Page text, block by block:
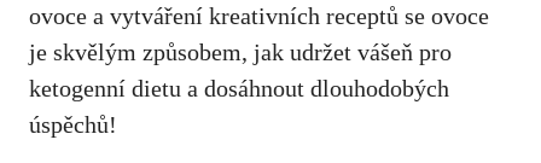
ovoce a vytváření kreativních receptů se ovoce
je skvělým způsobem,⁤ jak udržet‌ vášeň pro⁤
ketogenní dietu a ⁤dosáhnout dlouhodobých‍
úspěchů!